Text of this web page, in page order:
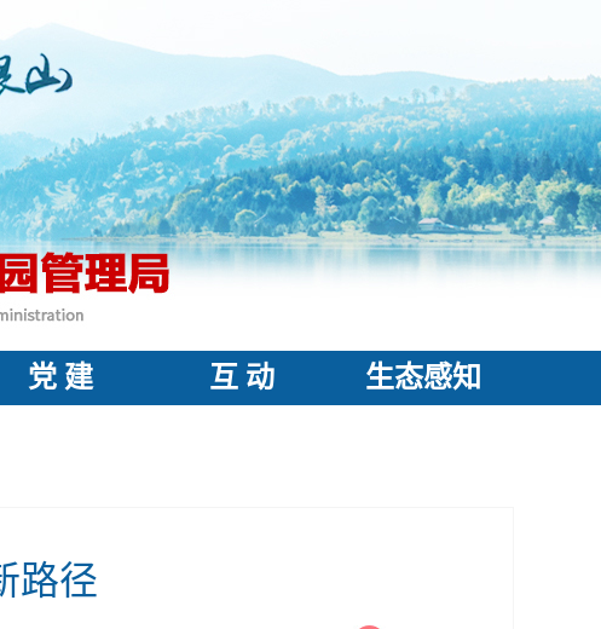
党 建 互 动 生态感知
路径